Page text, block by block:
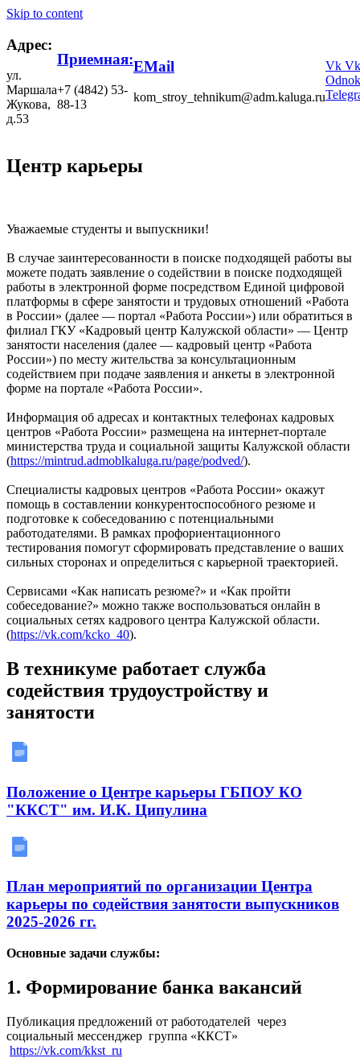
Skip to content
Адрес:
ул.
Маршала
Жукова,
д.53
Приемная:
+7 (4842) 53-
88-13
EMail
kom_stroy_tehnikum@adm.kaluga.ru
Vk Vk
Центр карьеры
Уважаемые студенты и выпускники!
В случае заинтересованности в поиске подходящей работы вы
можете подать заявление о содействии в поиске подходящей
работы в электронной форме посредством Единой цифровой
платформы в сфере занятости и трудовых отношений «Работа
в России» (далее — портал «Работа России») или обратиться в
филиал ГКУ «Кадровый центр Калужской области» — Центр
занятости населения (далее — кадровый центр «Работа
России») по месту жительства за консультационным
содействием при подаче заявления и анкеты в электронной
форме на портале «Работа России».
Информация об адресах и контактных телефонах кадровых
центров «Работа России» размещена на интернет-портале
министерства труда и социальной защиты Калужской области
(https://mintrud.admoblkaluga.ru/page/podved/).
Специалисты кадровых центров «Работа России» окажут
помощь в составлении конкурентоспособного резюме и
подготовке к собеседованию с потенциальными
работодателями. В рамках профориентационного
тестирования помогут сформировать представление о ваших
сильных сторонах и определиться с карьерной траекторией.
Сервисами «Как написать резюме?» и «Как пройти
собеседование?» можно также воспользоваться онлайн в
социальных сетях кадрового центра Калужской области.
(https://vk.com/kcko_40).
В техникуме работает служба
содействия трудоустройству и
занятости
Положение о Центре карьеры ГБПОУ КО
"ККСТ" им. И.К. Ципулина
План мероприятий по организации Центра
карьеры по содействия занятости выпускников
2025-2026 гг.
Основные задачи службы:
1. Формирование банка вакансий
Публикация предложений от работодателей через
социальный мессенджер группа «ККСТ»
https://vk.com/kkst_ru